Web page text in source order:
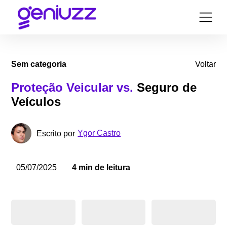
Sem categoria Voltar
Proteção Veicular vs. Seguro de
Veículos
Escrito por Ygor Castro
05/07/2025 4 min de leitura